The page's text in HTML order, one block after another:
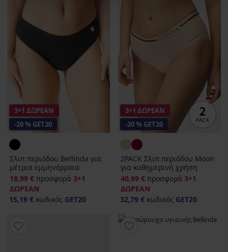
3+1 ΔΩΡΕΑΝ
-20 % GET20
Σλιπ περιόδου Bellinda για
μέτρια εμμηνόρροια
18,99 € προσφορά 3+1
ΔΩΡΕΑΝ
15,19 € κωδικός GET20
3+1 ΔΩΡΕΑΝ
-20 % GET20
2PACK Σλιπ περιόδου Moon
για καθημερινή χρήση
40,99 € προσφορά 3+1
ΔΩΡΕΑΝ
32,79 € κωδικός GET20